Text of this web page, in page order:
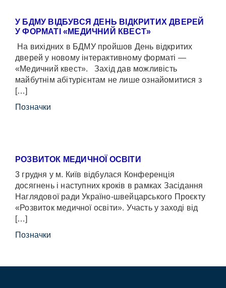
У БДМУ ВІДБУВСЯ ДЕНЬ ВІДКРИТИХ ДВЕРЕЙ
У ФОРМАТІ «МЕДИЧНИЙ КВЕСТ»
На вихідних в БДМУ пройшов День відкритих
дверей у новому інтерактивному форматі —
«Медичний квест». Захід дав можливість
майбутнім абітурієнтам не лише ознайомитися з
[…]
Позначки
РОЗВИТОК МЕДИЧНОЇ ОСВІТИ
3 грудня у м. Київ відбулася Конференція
досягнень і наступних кроків в рамках Засідання
Наглядової ради Україно-швейцарського Проєкту
«Розвиток медичної освіти». Участь у заході від
[…]
Позначки